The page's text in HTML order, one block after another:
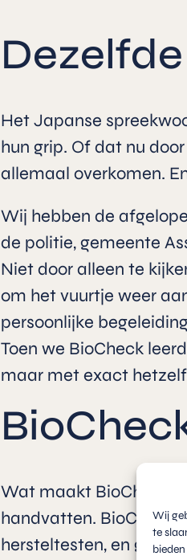
Wij
te
Het Japanse
hun grip. Of dat nu
allemaal overkomen.
Wij hebben de
de politie, gemeente
Niet door alleen te
om het vuurtje weer
persoonlijke
Toen we BioCheck
maar met exact
Wat maakt BioCheck
handvatten. BioCheck
hersteltesten, en geeft